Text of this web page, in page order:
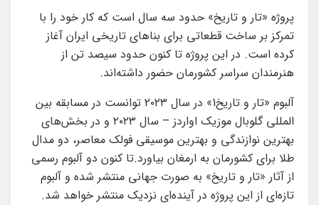
پروژه «تار و تاریخ» حدود سه سال است که کار خود را با
تمرکز بر ساخت قطعاتی برای بناهای تاریخی ایران آغاز
کرده است. در این پروژه تا کنون حدود سیصد تن از
هنرمندان سراسر کشورمان حضور داشته‌اند.
آلبوم «تار و تاریخ1» در سال ۲۰۲۳ توانست در مسابقه بین
المللی گلوبال موزیک اواردز – سال ۲۰۲۳ و در بخش‌های
بهترین نوازندگی و بهترین موسیقی فولک معاصر، دو مدال
طلا برای کشورمان به ارمغان بیاورد.تا کنون دو آلبوم رسمی
از آثار «تار و تاریخ» به صورت جهانی منتشر شده و آلبوم
تازه‌ای از این پروژه در آینده‌ای نزدیک منتشر خواهد شد.